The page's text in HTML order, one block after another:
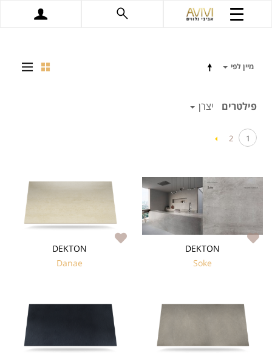
מיין לפי
פילטרים יצרן
1
2
DEKTON
Soke
DEKTON
Danae